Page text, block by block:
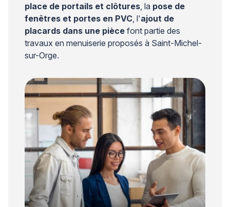
place de portails et clôtures , la pose de
fenêtres et portes en PVC , l'ajout de
placards dans une pièce font partie des
travaux en menuiserie proposés à Saint-Michel-
sur-Orge.